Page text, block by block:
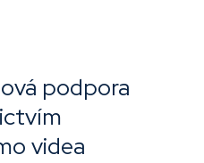
podpora
videa